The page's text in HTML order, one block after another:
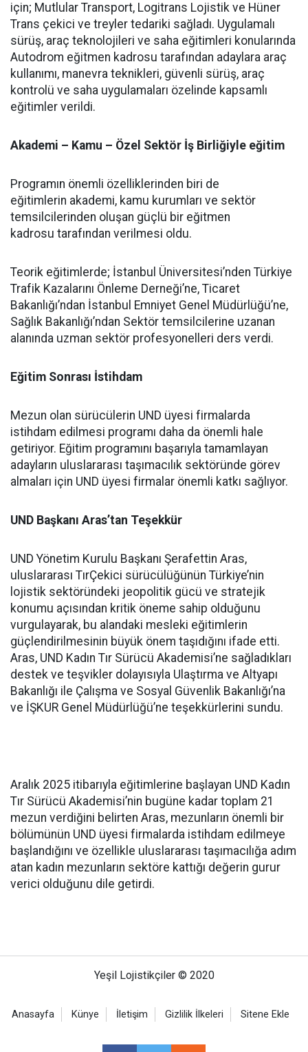
için; Mutlular Transport, Logitrans Lojistik ve Hüner
Trans çekici ve treyler tedariki sağladı. Uygulamalı
sürüş, araç teknolojileri ve saha eğitimleri konularında
Autodrom eğitmen kadrosu tarafından adaylara araç
kullanımı, manevra teknikleri, güvenli sürüş, araç
kontrolü ve saha uygulamaları özelinde kapsamlı
eğitimler verildi.
Akademi – Kamu – Özel Sektör İş Birliğiyle eğitim
Programın önemli özelliklerinden biri de
eğitimlerin akademi, kamu kurumları ve sektör
temsilcilerinden oluşan güçlü bir eğitmen
kadrosu tarafından verilmesi oldu.
Teorik eğitimlerde; İstanbul Üniversitesi’nden Türkiye
Trafik Kazalarını Önleme Derneği’ne, Ticaret
Bakanlığı’ndan İstanbul Emniyet Genel Müdürlüğü’ne,
Sağlık Bakanlığı’ndan Sektör temsilcilerine uzanan
alanında uzman sektör profesyonelleri ders verdi.
Eğitim Sonrası İstihdam
Mezun olan sürücülerin UND üyesi firmalarda
istihdam edilmesi programı daha da önemli hale
getiriyor. Eğitim programını başarıyla tamamlayan
adayların uluslararası taşımacılık sektöründe görev
almaları için UND üyesi firmalar önemli katkı sağlıyor.
UND Başkanı Aras’tan Teşekkür
UND Yönetim Kurulu Başkanı Şerafettin Aras,
uluslararası TırÇekici sürücülüğünün Türkiye’nin
lojistik sektöründeki jeopolitik gücü ve stratejik
konumu açısından kritik öneme sahip olduğunu
vurgulayarak, bu alandaki mesleki eğitimlerin
güçlendirilmesinin büyük önem taşıdığını ifade etti.
Aras, UND Kadın Tır Sürücü Akademisi’ne sağladıkları
destek ve teşvikler dolayısıyla Ulaştırma ve Altyapı
Bakanlığı ile Çalışma ve Sosyal Güvenlik Bakanlığı’na
ve İŞKUR Genel Müdürlüğü’ne teşekkürlerini sundu.
Aralık 2025 itibarıyla eğitimlerine başlayan UND Kadın
Tır Sürücü Akademisi’nin bugüne kadar toplam 21
mezun verdiğini belirten Aras, mezunların önemli bir
bölümünün UND üyesi firmalarda istihdam edilmeye
başlandığını ve özellikle uluslararası taşımacılığa adım
atan kadın mezunların sektöre kattığı değerin gurur
verici olduğunu dile getirdi.
Yeşil Lojistikçiler © 2020
Anasayfa Künye İletişim Gizlilik İlkeleri Sitene Ekle